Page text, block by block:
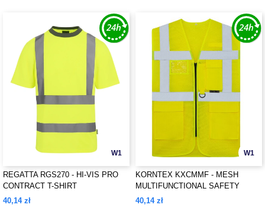
W1
REGATTA RGS270 - HI-VIS PRO
CONTRACT T-SHIRT
40,14 zł
W1
KORNTEX KXCMMF - MESH
MULTIFUNCTIONAL SAFETY
VEST "LARISA"
40,14 zł